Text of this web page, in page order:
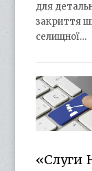
для
закриття
селищної…
«Слуги